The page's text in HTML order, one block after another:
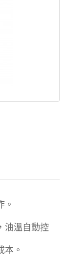
。
油溫自動控
本。